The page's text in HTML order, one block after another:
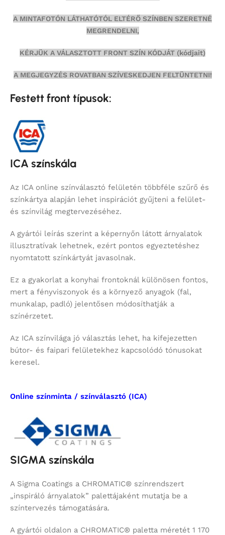
A MINTAFOTÓN LÁTHATÓTÓL ELTÉRŐ SZÍNBEN SZERETNÉ
MEGRENDELNI,
KÉRJÜK A VÁLASZTOTT FRONT SZÍN KÓDJÁT (kódjait)
A MEGJEGYZÉS ROVATBAN SZÍVESKEDJEN FELTÜNTETNI!
Festett front típusok:
ICA színskála
Az ICA online színválasztó felületén többféle szűrő és
színkártya alapján lehet inspirációt gyűjteni a felület-
és színvilág megtervezéséhez.
A gyártói leírás szerint a képernyőn látott árnyalatok
illusztratívak lehetnek, ezért pontos egyeztetéshez
nyomtatott színkártyát javasolnak.
Ez a gyakorlat a konyhai frontoknál különösen fontos,
mert a fényviszonyok és a környező anyagok (fal,
munkalap, padló) jelentősen módosíthatják a
színérzetet.
Az ICA színvilága jó választás lehet, ha kifejezetten
bútor- és faipari felületekhez kapcsolódó tónusokat
keresel.
Online színminta / színválasztó (ICA)
SIGMA színskála
A Sigma Coatings a CHROMATIC® színrendszert
„inspiráló árnyalatok” palettájaként mutatja be a
színtervezés támogatására.
A gyártói oldalon a CHROMATIC® paletta méretét 1 170